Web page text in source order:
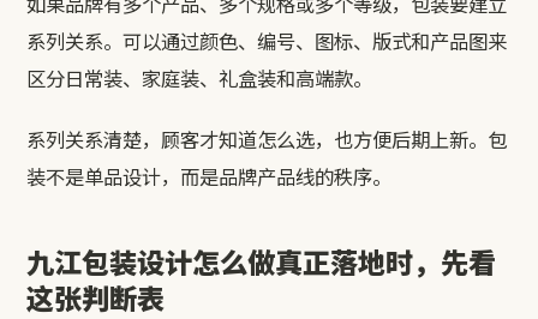
系列关系。可以通过颜色、编号、图标、版式和产品图来
区分日常装、家庭装、礼盒装和高端款。
系列关系清楚，顾客才知道怎么选，也方便后期上新。包
装不是单品设计，而是品牌产品线的秩序。
九江包装设计怎么做真正落地时，先看
这张判断表